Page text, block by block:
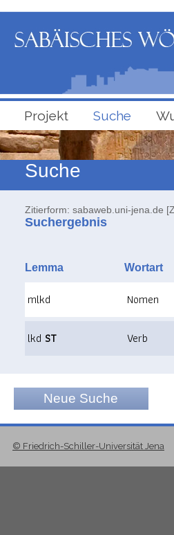
Projekt Suche
Suche
Zitierform: sabaweb.uni-jena.de
Suchergebnis
Lemma Wortart
mlkd Nomen
lkd ST Verb
Neue Suche
© Friedrich-Schiller-Universität Jena